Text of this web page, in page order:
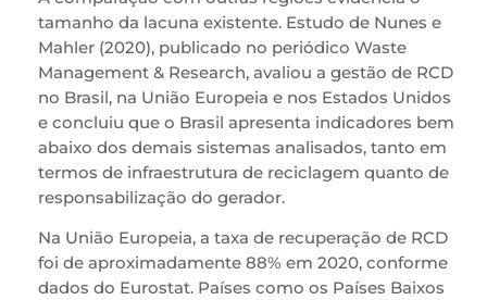
tamanho da lacuna existente. Estudo de Nunes e
Mahler (2020), publicado no periódico Waste
Management & Research, avaliou a gestão de RCD
no Brasil, na União Europeia e nos Estados Unidos
e concluiu que o Brasil apresenta indicadores bem
abaixo dos demais sistemas analisados, tanto em
termos de infraestrutura de reciclagem quanto de
responsabilização do gerador.
Na União Europeia, a taxa de recuperação de RCD
foi de aproximadamente 88% em 2020, conforme
dados do Eurostat. Países como os Países Baixos